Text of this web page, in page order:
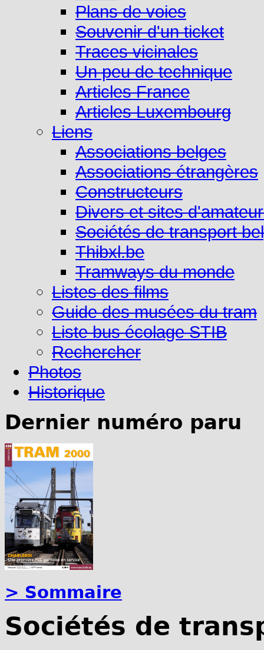
Plans de voies
Souvenir d'un ticket
Traces vicinales
Un peu de technique
Articles France
Articles Luxembourg
Liens
Associations belges
Associations étrangères
Constructeurs
Divers et sites
Sociétés de transport
Thibxl.be
Tramways du monde
Listes des films
Guide des musées du tram
Liste bus écolage STIB
Rechercher
Photos
Historique
Dernier numéro paru
> Sommaire
Sociétés de